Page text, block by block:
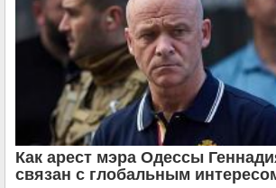
Как арест мэра Одессы
связан с глобальным